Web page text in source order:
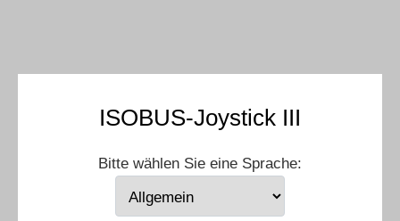
ISOBUS-Joystick III
Bitte wählen Sie eine Sprache: